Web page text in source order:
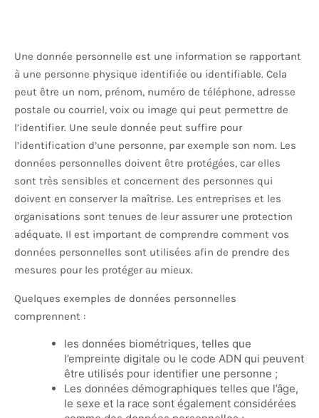
Une donnée personnelle est une information se rapportant
à une personne physique identifiée ou identifiable. Cela
peut être un nom, prénom, numéro de téléphone, adresse
postale ou courriel, voix ou image qui peut permettre de
l’identifier. Une seule donnée peut suffire pour
l’identification d’une personne, par exemple son nom. Les
données personnelles doivent être protégées, car elles
sont très sensibles et concernent des personnes qui
doivent en conserver la maîtrise. Les entreprises et les
organisations sont tenues de leur assurer une protection
adéquate. Il est important de comprendre comment vos
données personnelles sont utilisées afin de prendre des
mesures pour les protéger au mieux.
Quelques exemples de données personnelles
comprennent :
les données biométriques, telles que
l’empreinte digitale ou le code ADN qui peuvent
être utilisés pour identifier une personne ;
Les données démographiques telles que l’âge,
le sexe et la race sont également considérées